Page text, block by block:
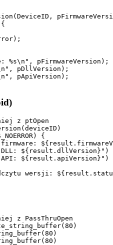
%s\n", pFirmwareVersion);
pDllVersion);
pApiVersion);
z ptOpen
{
${result.dllVersion}")
${result.apiVersion}")
wersji:
z PassThruOpen